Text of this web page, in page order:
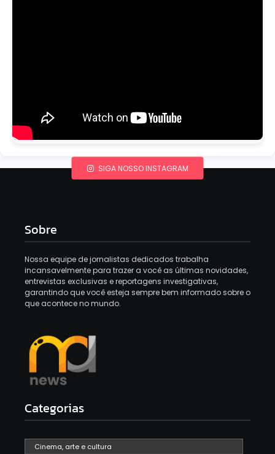
SIGA NOSSO INSTAGRAM
Sobre
Nossa equipe de jornalistas dedicados trabalha
incansavelmente para trazer a você as últimas novidades,
entrevistas exclusivas e reportagens investigativas,
garantindo que você esteja sempre bem informado sobre o
que acontece no mundo.
Categorias
Cinema, arte e cultura